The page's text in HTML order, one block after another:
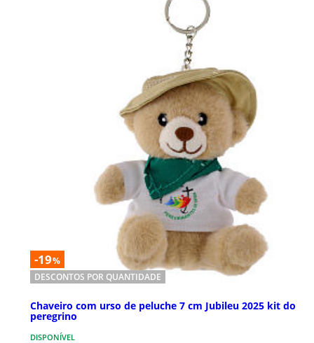
-19%
DESCONTOS POR QUANTIDADE
Chaveiro com urso de peluche 7 cm Jubileu 2025 kit do
peregrino
DISPONÍVEL